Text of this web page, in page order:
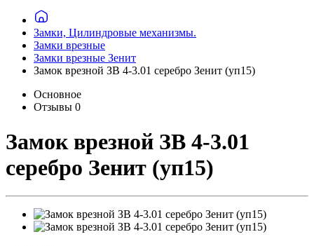
Замки, Цилиндровые механизмы.
Замки врезные
Замки врезные Зенит
Замок врезной ЗВ 4-3.01 серебро Зенит (уп15)
Основное
Отзывы 0
Замок врезной ЗВ 4-3.01
серебро Зенит (уп15)